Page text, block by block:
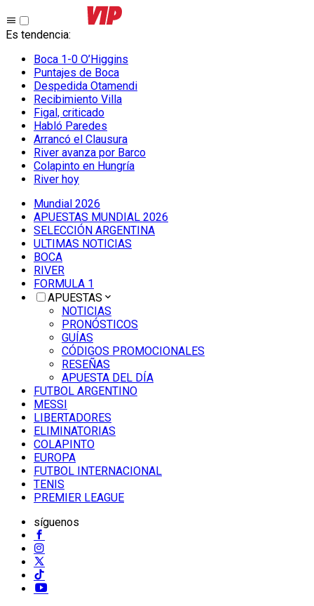
Es tendencia:
Boca 1-0 O’Higgins
Puntajes de Boca
Despedida Otamendi
Recibimiento Villa
Figal, criticado
Habló Paredes
Arrancó el Clausura
River avanza por Barco
Colapinto en Hungría
River hoy
Mundial 2026
APUESTAS MUNDIAL 2026
SELECCIÓN ARGENTINA
ULTIMAS NOTICIAS
BOCA
RIVER
FORMULA 1
APUESTAS
NOTICIAS
PRONÓSTICOS
GUÍAS
CÓDIGOS PROMOCIONALES
RESEÑAS
APUESTA DEL DÍA
FUTBOL ARGENTINO
MESSI
LIBERTADORES
ELIMINATORIAS
COLAPINTO
EUROPA
FUTBOL INTERNACIONAL
TENIS
PREMIER LEAGUE
síguenos